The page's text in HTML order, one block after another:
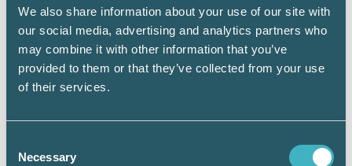
We also share information about your use of our site with
our social media, advertising and analytics partners who
may combine it with other information that you’ve
provided to them or that they’ve collected from your use
of their services.
Selection
Necessary
– Från Srf konsulternas sida har vi i flera års tid varit
positiva till digital inlämning av årsredovisningen. Det är
kunden och för myndigheterna, säger Claes Eriksson,
Foto: Lars Dahlström